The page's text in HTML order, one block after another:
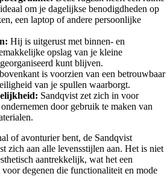
om je dagelijkse benodigdheden op
een laptop of andere persoonlijke
Hij is uitgerust met binnen- en
opslag van je kleine
kunt blijven.
is voorzien van een betrouwbaar
van je spullen waarborgt.
Sandqvist zet zich in voor
door gebruik te maken van
of avonturier bent, de Sandqvist
zich aan alle levensstijlen aan. Het is niet
aantrekkelijk, wat het een
degenen die functionaliteit en mode